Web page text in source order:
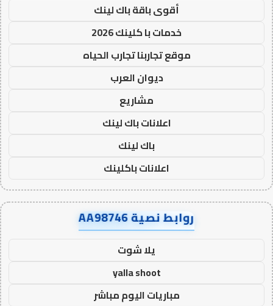
أقوى باقة باك لينك
خدمات با كلينك 2026
موقع تجاربنا تجارب الحياه
ديوان العرب
مشاريع
اعلانات باك لينك
باك لينك
اعلانات باكلينك
روابط نصية AA98746
يلا شوت
yalla shoot
مباريات اليوم مباشر